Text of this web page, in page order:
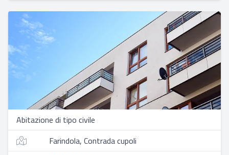
Abitazione di tipo civile
Farindola, Contrada cupoli